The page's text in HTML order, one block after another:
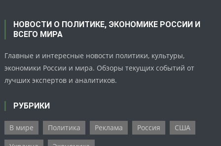
НОВОСТИ О ПОЛИТИКЕ, ЭКОНОМИКЕ РОССИИ И
ВСЕГО МИРА
Главные и интересные новости политики, культуры,
экономики России и мира. Обзоры текущих событий от
лучших экспертов и аналитиков.
РУБРИКИ
В мире Политика Реклама Россия
США